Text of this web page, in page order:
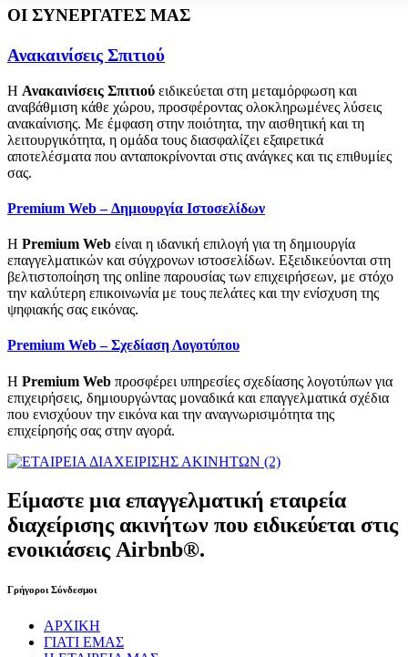
ΟΙ ΣΥΝΕΡΓΑΤΕΣ ΜΑΣ
Ανακαινίσεις Σπιτιού
Η Ανακαινίσεις Σπιτιού ειδικεύεται στη μεταμόρφωση και
αναβάθμιση κάθε χώρου, προσφέροντας ολοκληρωμένες λύσεις
ανακαίνισης. Με έμφαση στην ποιότητα, την αισθητική και τη
λειτουργικότητα, η ομάδα τους διασφαλίζει εξαιρετικά
αποτελέσματα που ανταποκρίνονται στις ανάγκες και τις επιθυμίες
σας.
Premium Web – Δημιουργία Ιστοσελίδων
Η Premium Web είναι η ιδανική επιλογή για τη δημιουργία
επαγγελματικών και σύγχρονων ιστοσελίδων. Εξειδικεύονται στη
βελτιστοποίηση της online παρουσίας των επιχειρήσεων, με στόχο
την καλύτερη επικοινωνία με τους πελάτες και την ενίσχυση της
ψηφιακής σας εικόνας.
Premium Web – Σχεδίαση Λογοτύπου
Η Premium Web προσφέρει υπηρεσίες σχεδίασης λογοτύπων για
επιχειρήσεις, δημιουργώντας μοναδικά και επαγγελματικά σχέδια
που ενισχύουν την εικόνα και την αναγνωρισιμότητα της
επιχείρησής σας στην αγορά.
Είμαστε μια επαγγελματική εταιρεία
διαχείρισης ακινήτων που ειδικεύεται στις
ενοικιάσεις Airbnb®.
Γρήγοροι Σύνδεσμοι
ΑΡΧΙΚΗ
ΓΙΑΤΙ ΕΜΑΣ